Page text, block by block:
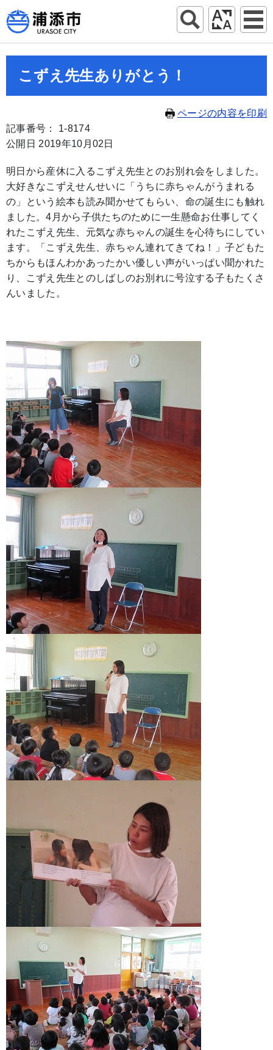
こずえ先生ありがとう！
ページの内容を印刷
記事番号： 1-8174
公開日 2019年10月02日
明日から産休に入るこずえ先生とのお別れ会をしました。
大好きなこずえせんせいに「うちに赤ちゃんがうまれる
の」という絵本も読み聞かせてもらい、命の誕生にも触れ
ました。4月から子供たちのために一生懸命お仕事してく
れたこずえ先生、元気な赤ちゃんの誕生を心待ちにしてい
ます。「こずえ先生、赤ちゃん連れてきてね！」子どもた
ちからもほんわかあったかい優しい声がいっぱい聞かれた
り、こずえ先生とのしばしのお別れに号泣する子もたくさ
んいました。